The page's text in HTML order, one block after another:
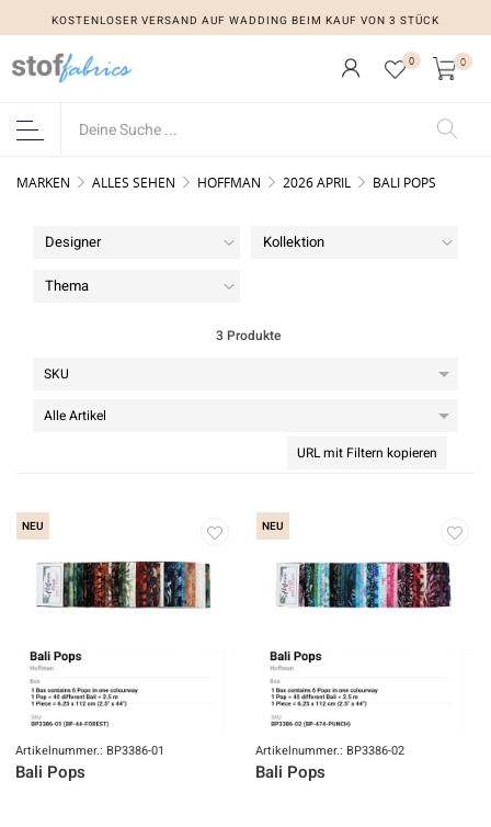
KOSTENLOSER VERSAND AUF WADDING BEIM KAUF VON 3 STÜCK
0 0
MARKEN ALLES SEHEN HOFFMAN 2026 APRIL BALI POPS
Designer Kollektion
Thema
3 Produkte
URL mit Filtern kopieren
NEU
Artikelnummer.: BP3386-01
Bali Pops
NEU
Artikelnummer.: BP3386-02
Bali Pops